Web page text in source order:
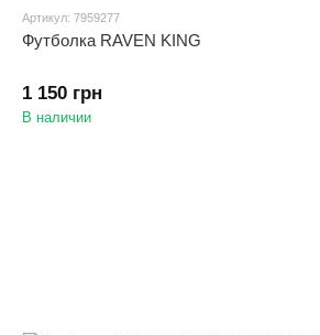
Артикул: 7959277
Футболка RAVEN KING
1 150 грн
В наличии